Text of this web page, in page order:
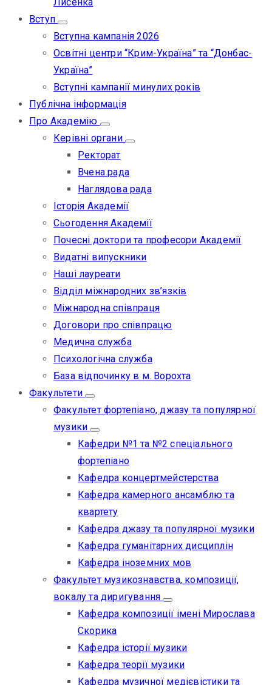
Вступ
Вступна кампанія 2026
Освітні центри “Крим-Україна” та “Донбас-
Україна”
Вступні кампанії минулих років
Публічна інформація
Про Академію
Керівні органи
Ректорат
Вчена рада
Наглядова рада
Історія Академії
Сьогодення Академії
Почесні доктори та професори Академії
Видатні випускники
Наші лауреати
Відділ міжнародних зв’язків
Міжнародна співпраця
Договори про співпрацю
Медична служба
Психологічна служба
База відпочинку в м. Ворохта
Факультети
Факультет фортепіано, джазу та популярної
музики
Кафедри №1 та №2 спеціального
фортепіано
Кафедра концертмейстерства
Кафедра камерного ансамблю та
квартету
Кафедра джазу та популярної музики
Кафедра гуманітарних дисциплін
Кафедра іноземних мов
Факультет музикознавства, композиції,
вокалу та диригування
Кафедра композиції імені Мирослава
Скорика
Кафедра історії музики
Кафедра теорії музики
Кафедра музичної медієвістики та